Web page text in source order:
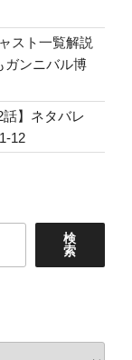
スト一覧解説
ガンニバル博
話】ネタバレ
12
検
索